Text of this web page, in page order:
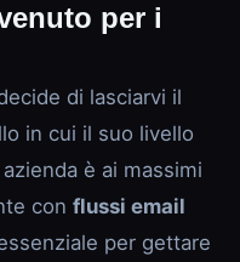
per i
di lasciarvi il
in cui il suo livello
è ai massimi
con flussi email
per gettare